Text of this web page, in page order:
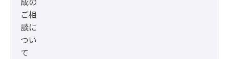
ご相
談に
つい
て